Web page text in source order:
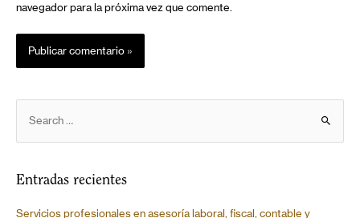
navegador para la próxima vez que comente.
Entradas recientes
Servicios profesionales en asesoría laboral, fiscal, contable y